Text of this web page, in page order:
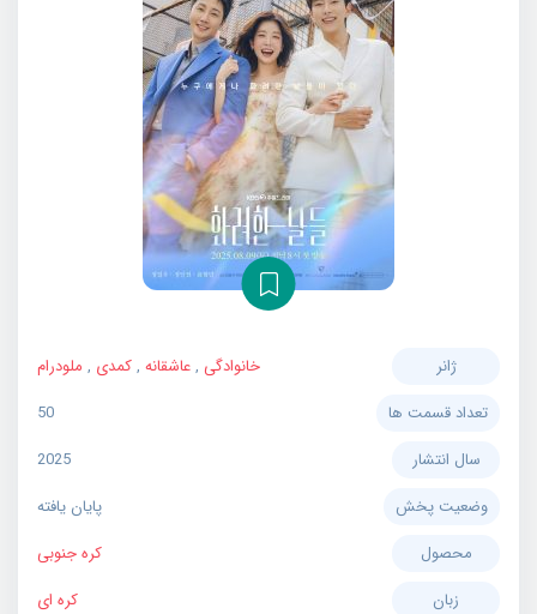
ژانر خانوادگی ,عاشقانه ,کمدی , ملودرام
تعداد قسمت ها
50
سال انتشار
2025
وضعیت پخش
پایان یافته
محصول
کره جنوبی
زبان
کره ای